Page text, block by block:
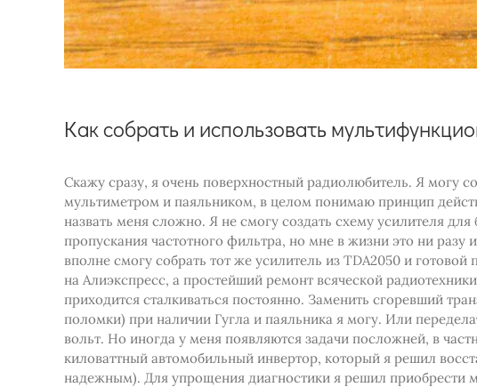
Как собрать и использовать
Скажу сразу, я очень поверхностный радиолюбитель. Я могу
мультиметром и паяльником, в целом понимаю принцип
назвать меня сложно. Я не смогу создать схему усилителя
пропускания частотного фильтра, но мне в жизни это ни
вполне смогу собрать тот же усилитель из TDA2050 и
на Алиэкспресс, а простейший ремонт всяческой
приходится сталкиваться постоянно. Заменить сгоревший
поломки) при наличии Гугла и паяльника я могу. Или
вольт. Но иногда у меня появляются задачи посложней, в
киловаттный автомобильный инвертор, который я решил
надежным). Для упрощения диагностики я решил приобрести